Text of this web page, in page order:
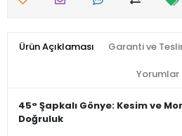
Ürün Açıklaması Garanti ve
Yorumlar
45° Şapkalı Gönye: Kesim ve
Doğruluk